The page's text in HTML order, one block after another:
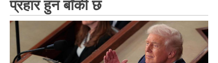
प्रहार हुन बाँकी छ